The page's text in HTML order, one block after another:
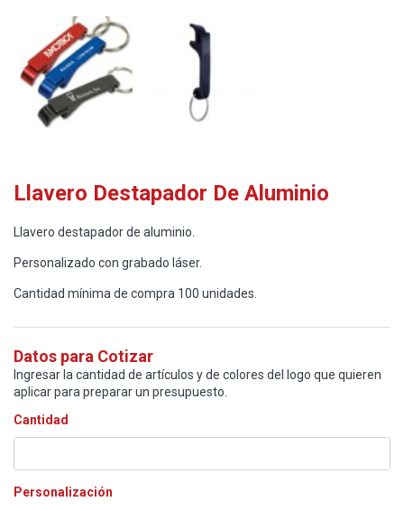
Llavero Destapador De Aluminio
Llavero destapador de aluminio.
Personalizado con grabado láser.
Cantidad mínima de compra 100 unidades.
Datos para Cotizar
Ingresar la cantidad de artículos y de colores del logo que quieren
aplicar para preparar un presupuesto.
Cantidad
Personalización